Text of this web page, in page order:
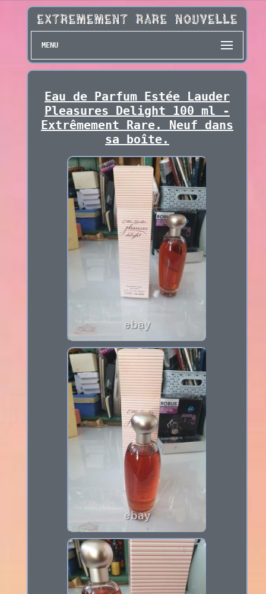
MENU
Eau de Parfum Estée Lauder
Pleasures Delight 100 ml -
Extrêmement Rare. Neuf dans
sa boîte.